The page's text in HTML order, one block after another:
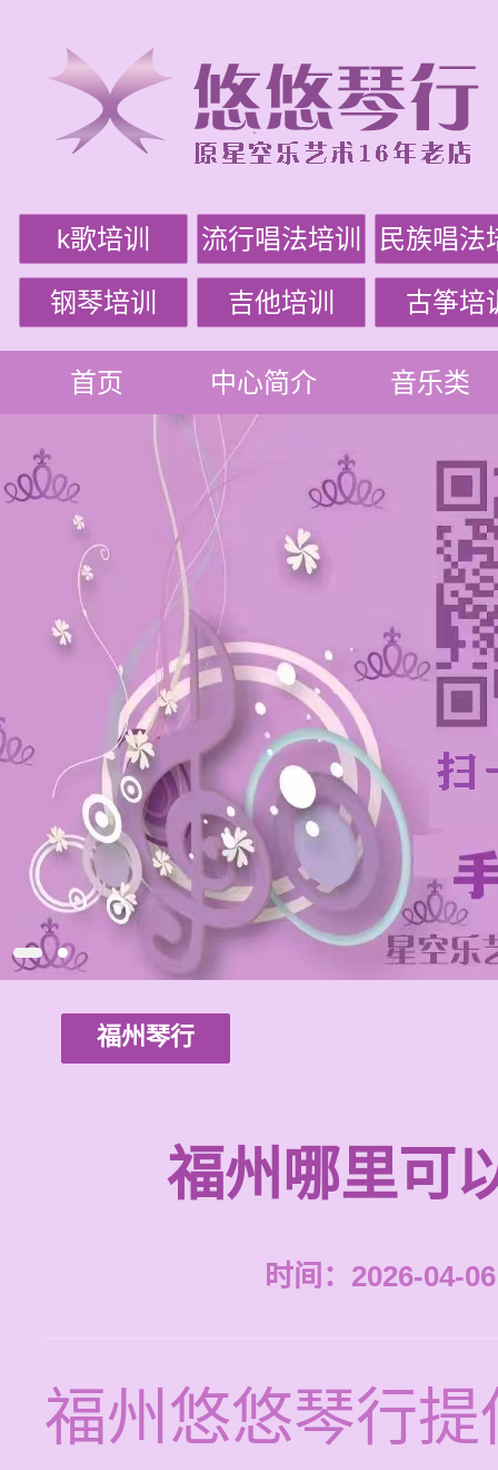
k歌培训 流行唱法培训 民族唱法
钢琴培训 吉他培训 古筝培
首页 中心简介 音乐类
福州琴行
福州哪里可
时间：2026-04-
福州悠悠琴行